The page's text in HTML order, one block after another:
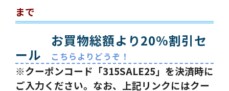
まで
お買物総額より20%割引セ
ール
こちらよりどうぞ！
※クーポンコード「315SALE25」を決済時に
ご入力ください。なお、上記リンクにはクー